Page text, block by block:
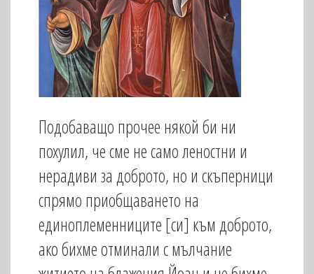
Подобаващо прочее някой би ни
похулил, че сме не само леностни и
нерадиви за доброто, но и скъперници
спрямо приобщаването на
единоплеменниците [си] към доброто,
ако бихме отминали с мълчание